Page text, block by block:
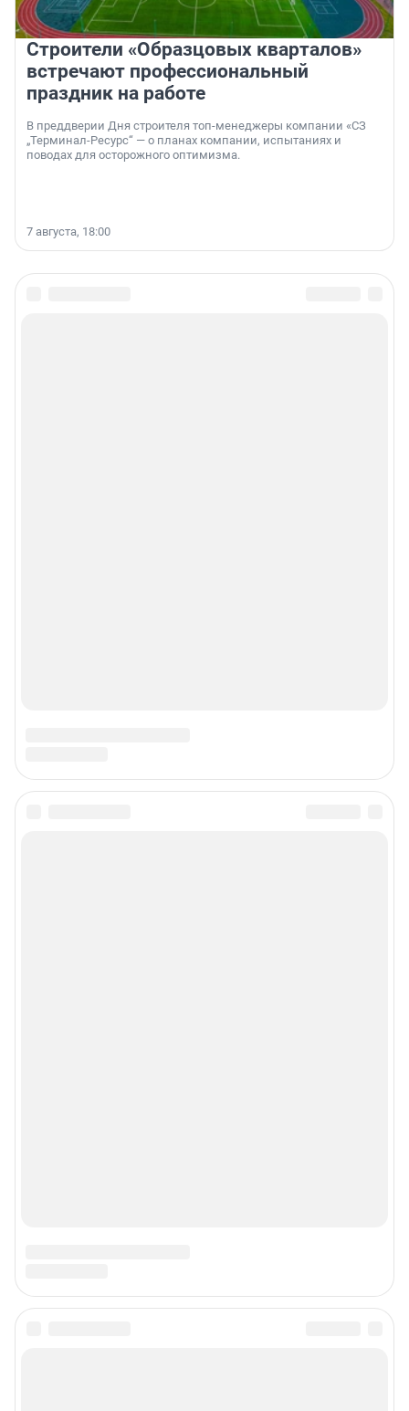
Строители «Образцовых кварталов»
встречают профессиональный
праздник на работе
В преддверии Дня строителя топ-менеджеры компании «СЗ
„Терминал-Ресурс“ — о планах компании, испытаниях и
поводах для осторожного оптимизма.
7 августа, 18:00